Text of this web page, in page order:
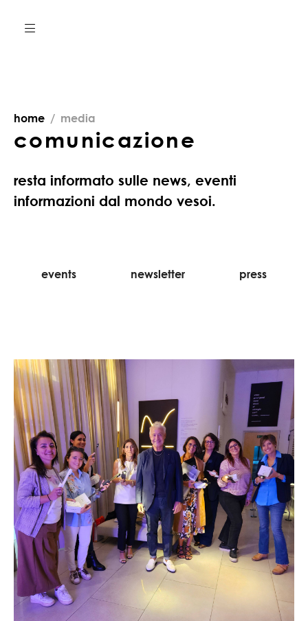
home media
comunicazione
resta informato sulle news, eventi
informazioni dal mondo vesoi.
events newsletter press